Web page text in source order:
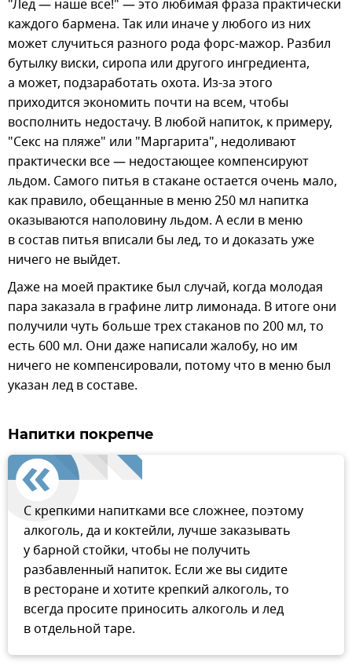
"Лед — наше все!" — это любимая фраза практически
каждого бармена. Так или иначе у любого из них
может случиться разного рода форс-мажор. Разбил
бутылку виски, сиропа или другого ингредиента,
а может, подзаработать охота. Из-за этого
приходится экономить почти на всем, чтобы
восполнить недостачу. В любой напиток, к примеру,
"Секс на пляже" или "Маргарита", недоливают
практически все — недостающее компенсируют
льдом. Самого питья в стакане остается очень мало,
как правило, обещанные в меню 250 мл напитка
оказываются наполовину льдом. А если в меню
в состав питья вписали бы лед, то и доказать уже
ничего не выйдет.
Даже на моей практике был случай, когда молодая
пара заказала в графине литр лимонада. В итоге они
получили чуть больше трех стаканов по 200 мл, то
есть 600 мл. Они даже написали жалобу, но им
ничего не компенсировали, потому что в меню был
указан лед в составе.
Напитки покрепче
С крепкими напитками все сложнее, поэтому
алкоголь, да и коктейли, лучше заказывать
у барной стойки, чтобы не получить
разбавленный напиток. Если же вы сидите
в ресторане и хотите крепкий алкоголь, то
всегда просите приносить алкоголь и лед
в отдельной таре.